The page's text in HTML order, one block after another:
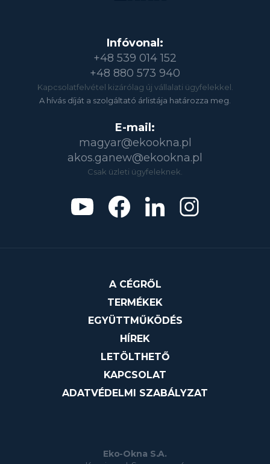
Infóvonal:
+48 539 014 152
+48 880 573 940
Kapcsolatfelvétel kizárólag új vállalati ügyfelekkel.
A hívás díját a szolgáltató árlistája határozza meg.
E-mail:
magyar@ekookna.pl
akos.ganew@ekookna.pl
Csak üzleti ügyfeleknek.
A CÉGRŐL
TERMÉKEK
EGYÜTTMŰKÖDÉS
HÍREK
LETÖLTHETŐ
KAPCSOLAT
ADATVÉDELMI SZABÁLYZAT
Eko-Okna S.A.